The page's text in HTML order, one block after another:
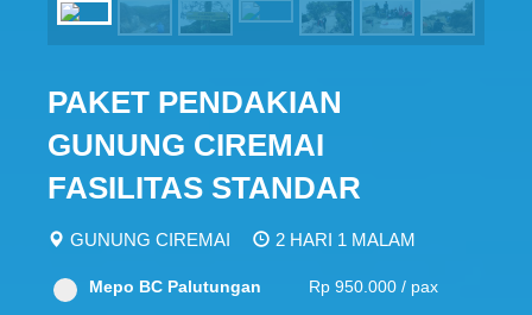
PAKET PENDAKIAN
GUNUNG CIREMAI
FASILITAS STANDAR
GUNUNG CIREMAI 2 HARI 1 MALAM
Mepo BC Palutungan Rp 950.000 / pax